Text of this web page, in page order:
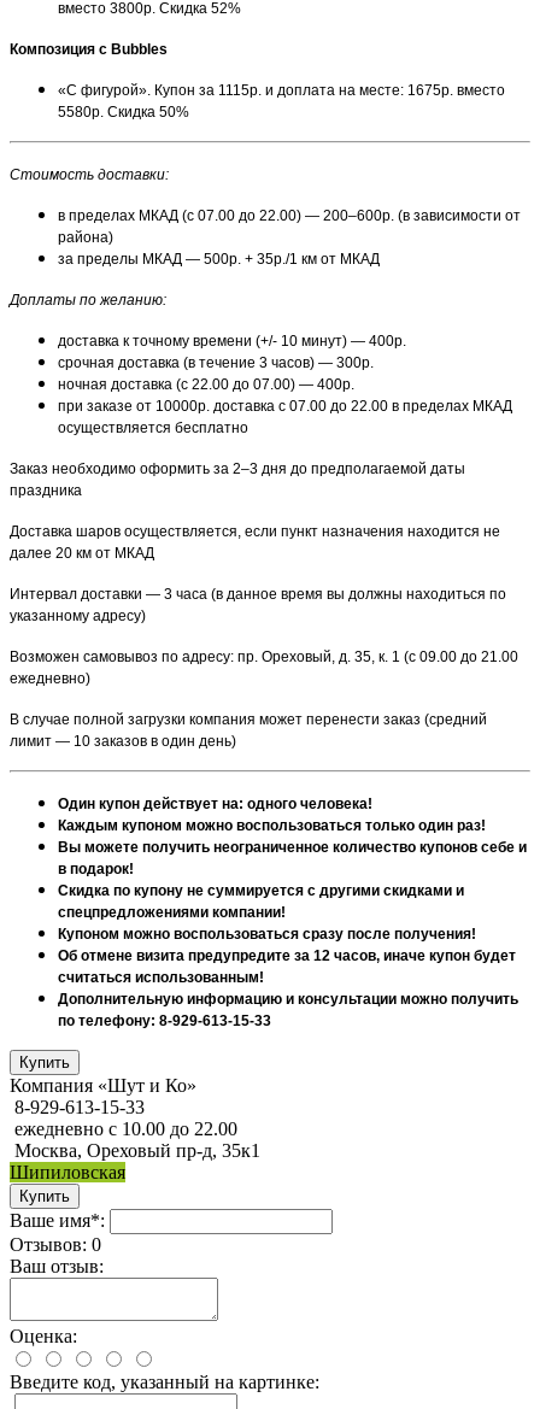
вместо 3800р. Скидка 52%
Композиция с Bubbles
«С фигурой». Купон за 1115р. и доплата на месте: 1675р. вместо
5580р. Скидка 50%
Стоимость доставки:
в пределах МКАД (с 07.00 до 22.00) — 200–600р. (в зависимости от
района)
за пределы МКАД — 500р. + 35р./1 км от МКАД
Доплаты по желанию:
доставка к точному времени (+/- 10 минут) — 400р.
срочная доставка (в течение 3 часов) — 300р.
ночная доставка (с 22.00 до 07.00) — 400р.
при заказе от 10000р. доставка с 07.00 до 22.00 в пределах МКАД
осуществляется бесплатно
Заказ необходимо оформить за 2–3 дня до предполагаемой даты
праздника
Доставка шаров осуществляется, если пункт назначения находится не
далее 20 км от МКАД
Интервал доставки — 3 часа (в данное время вы должны находиться по
указанному адресу)
Возможен самовывоз по адресу: пр. Ореховый, д. 35, к. 1 (с 09.00 до 21.00
ежедневно)
В случае полной загрузки компания может перенести заказ (средний
лимит — 10 заказов в один день)
Один купон действует на: одного человека!
Каждым купоном можно воспользоваться только один раз!
Вы можете получить неограниченное количество купонов себе и
в подарок!
Скидка по купону не суммируется с другими скидками и
спецпредложениями компании!
Купоном можно воспользоваться сразу после получения!
Об отмене визита предупредите за 12 часов, иначе купон будет
считаться использованным!
Дополнительную информацию и консультации можно получить
по телефону: 8-929-613-15-33
Компания «Шут и Ко»
8-929-613-15-33
ежедневно с 10.00 до 22.00
Москва, Ореховый пр-д, 35к1
Шипиловская
Ваше имя*:
Отзывов: 0
Ваш отзыв:
Оценка:
Введите код, указанный на картинке: